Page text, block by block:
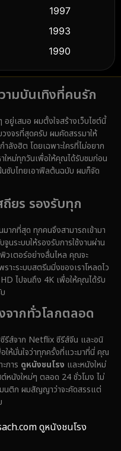
(10)
(59)
(5)
(91)
(61)
(222)
(329)
(14)
1997
1993
1990
1986
1982
1953
มบันเทิงที่คนรัก
ยู่เสมอ ผมตั้งใจสร้างเว็บไซต์นี้
งจรที่สุดครับ ผมคัดสรรมาให้
ลังฮิต โดยเฉพาะใครที่ไม่อยาก
ใหม่ทุกวันเพื่อให้คุณได้รับชมก่อน
ซับไทยเอาฟีลต้นฉบับ ผมก็จัด
ยร รองรับทุก
ากที่สุด ทุกคนจึงสามารถเข้ามา
นระบบให้รองรับการใช้งานผ่าน
เตอร์อย่างลื่นไหล คุณจะ
าะระบบสตรีมมิ่งของเราโหลดไว
ไปจนถึง 4K เพื่อให้คุณได้รับ
จากทั่วโลกตลอด
รีส์จาก Netflix ซีรีส์จีน และอนิ
ให้มั่นใจว่าทุกครั้งที่แวะมาที่นี่ คุณ
การ ดูหนังชนโรง และหนังใหม่
นังใหม่ๆ ตลอด 24 ชั่วโมง ไม่
นติก ผมสัญญาว่าจะคัดสรรแต่
ดูหนังชนโรง